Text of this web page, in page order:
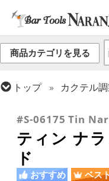
商品カテゴリを見る
トップ カクテル
フレア用各種アイ
#S-06175 Tin
ティン ナ
ド
おすすめ ベス